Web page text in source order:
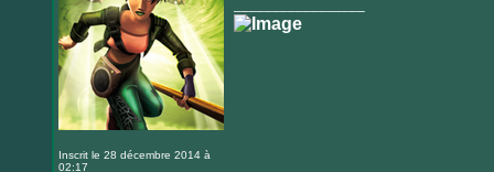
Inscrit le 28 décembre 2014 à
02:17